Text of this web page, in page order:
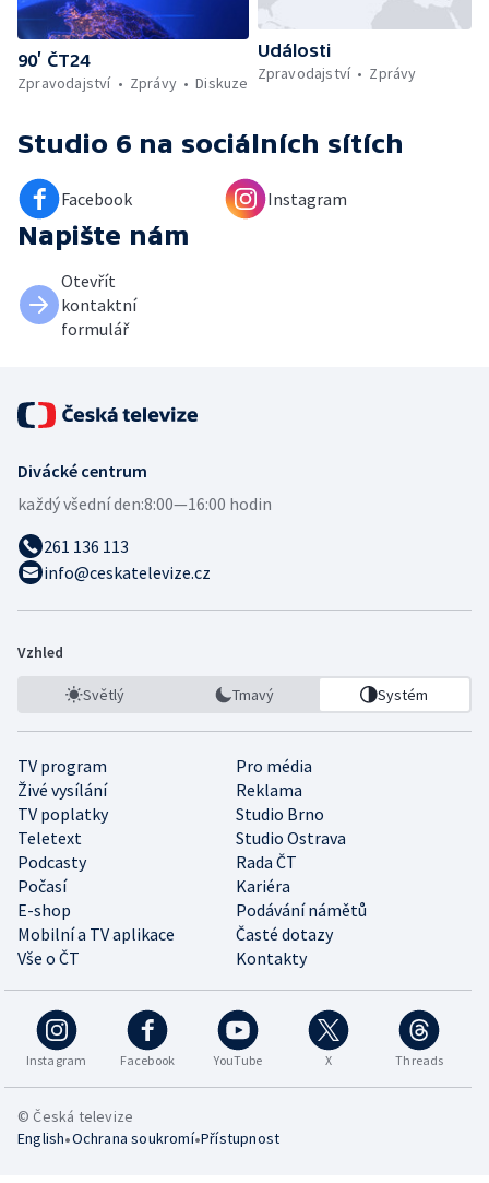
90’ ČT24
Zpravodajství
Zprávy Diskuze
Události
Zpravodajství
Zprávy
Studio 6 na sociálních sítích
Facebook Instagram
Napište nám
Otevřít
kontaktní
formulář
Divácké centrum
každý všední den:8:00—16:00 hodin
261 136 113
info@ceskatelevize.cz
Vzhled
Světlý Tmavý Systém
TV program
Pro média
Živé vysílání
Reklama
TV poplatky
Studio Brno
Teletext
Studio Ostrava
Podcasty
Rada ČT
Počasí
Kariéra
E-shop
Podávání námětů
Mobilní a TV aplikace
Časté dotazy
Vše o ČT
Kontakty
Instagram Facebook YouTube X Threads
© Česká televize
English•Ochrana soukromí•Přístupnost